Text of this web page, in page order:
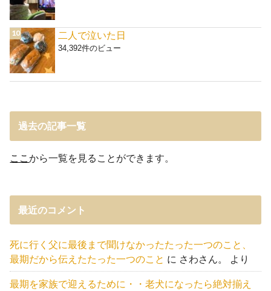
二人で泣いた日
34,392件のビュー
過去の記事一覧
ここから一覧を見ることができます。
最近のコメント
死に行く父に最後まで聞けなかったたった一つのこと、
最期だから伝えたたった一つのこと に さわさん。 より
最期を家族で迎えるために・・老犬になったら絶対揃え